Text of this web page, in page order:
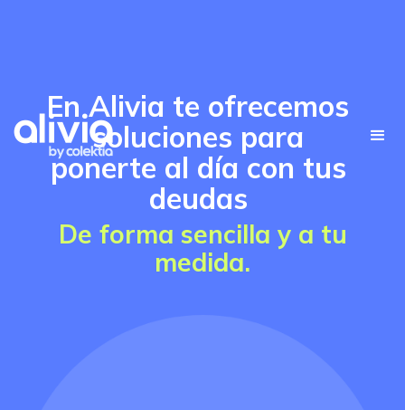
En Alivia te ofrecemos
soluciones para
ponerte al día con tus
deudas
De forma sencilla y a tu
medida.